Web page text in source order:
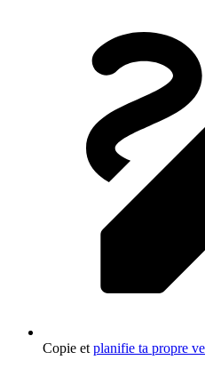
Copie et planifie ta propre